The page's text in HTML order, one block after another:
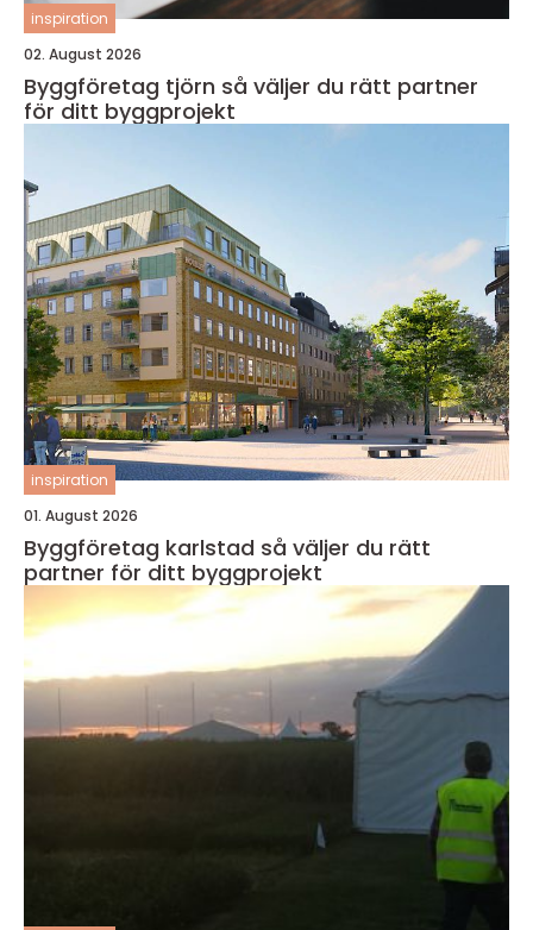
inspiration
02. August 2026
Byggföretag tjörn så väljer du rätt partner
för ditt byggprojekt
inspiration
01. August 2026
Byggföretag karlstad så väljer du rätt
partner för ditt byggprojekt